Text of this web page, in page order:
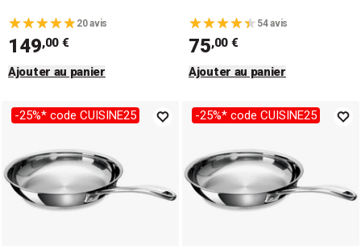
20 avis
149,00 €
Ajouter au panier
54 avis
75,00 €
Ajouter au panier
-25%* code CUISINE25 -25%* code CUISINE25